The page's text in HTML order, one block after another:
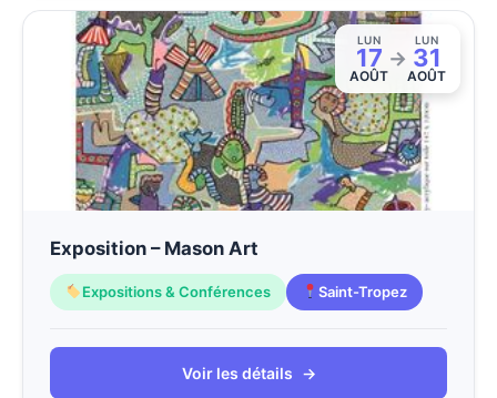
LUN
17
AOÛT
→
LUN
31
AOÛT
Exposition – Mason Art
Expositions & Conférences Saint-Tropez
Voir les détails →